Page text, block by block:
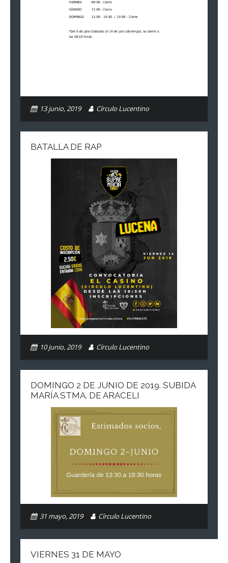
13 junio, 2019 Círculo Lucentino
BATALLA DE RAP
10 junio, 2019 Círculo Lucentino
DOMINGO 2 DE JUNIO DE 2019. SUBIDA
MARÍA STMA. DE ARACELI
31 mayo, 2019 Círculo Lucentino
VIERNES 31 DE MAYO